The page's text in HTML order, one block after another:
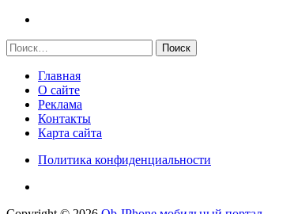
Найти:
Главная
О сайте
Реклама
Контакты
Карта сайта
Политика конфиденциальности